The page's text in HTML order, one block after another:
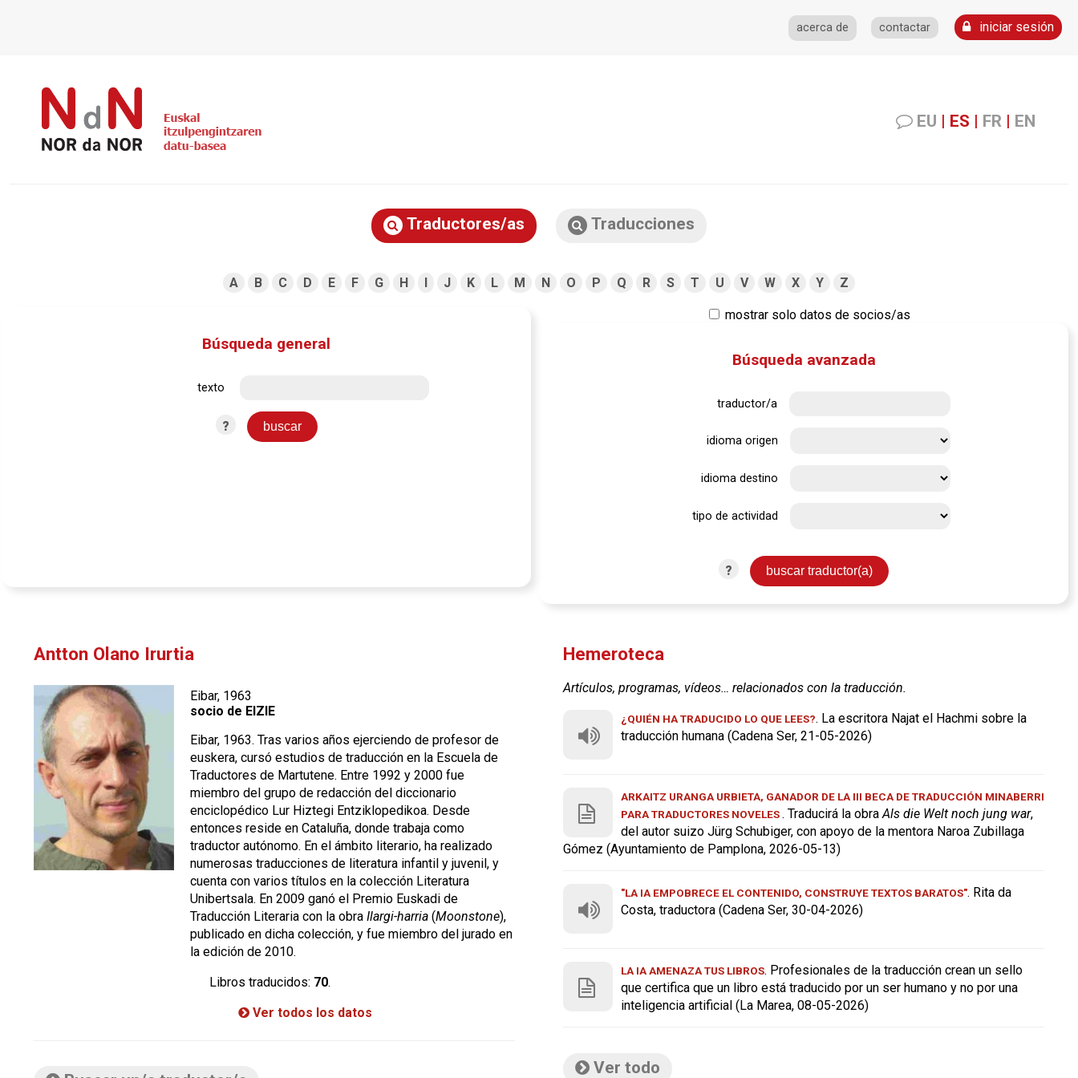
acerca de contactar iniciar sesión
EU | ES | FR | EN
Traductores/as Traducciones
A B C D E F G H I J K L M N O P Q R S T U V W X Y Z
mostrar solo datos de socios/as
Búsqueda general
texto
?
Búsqueda avanzada
traductor/a
idioma origen
idioma destino
tipo de actividad
?
Antton Olano Irurtia
Eibar, 1963
socio de EIZIE
Eibar, 1963. Tras varios años ejerciendo de profesor de
euskera, cursó estudios de traducción en la Escuela de
Traductores de Martutene. Entre 1992 y 2000 fue
miembro del grupo de redacción del diccionario
enciclopédico Lur Hiztegi Entziklopedikoa. Desde
entonces reside en Cataluña, donde trabaja como
traductor autónomo. En el ámbito literario, ha realizado
numerosas traducciones de literatura infantil y juvenil, y
cuenta con varios títulos en la colección Literatura
Unibertsala. En 2009 ganó el Premio Euskadi de
Traducción Literaria con la obra Ilargi-harria (Moonstone),
publicado en dicha colección, y fue miembro del jurado en
la edición de 2010.
Libros traducidos: 70.
Ver todos los datos
Hemeroteca
Artículos, programas, vídeos… relacionados con la traducción.
¿QUIÉN HA TRADUCIDO LO QUE LEES?. La escritora Najat el Hachmi sobre la
traducción humana (Cadena Ser, 21-05-2026)
ARKAITZ URANGA URBIETA, GANADOR DE LA III BECA DE TRADUCCIÓN MINABERRI
PARA TRADUCTORES NOVELES . Traducirá la obra Als die Welt noch jung war,
del autor suizo Jürg Schubiger, con apoyo de la mentora Naroa Zubillaga
Gómez (Ayuntamiento de Pamplona, 2026-05-13)
"LA IA EMPOBRECE EL CONTENIDO, CONSTRUYE TEXTOS BARATOS". Rita da
Costa, traductora (Cadena Ser, 30-04-2026)
LA IA AMENAZA TUS LIBROS. Profesionales de la traducción crean un sello
que certifica que un libro está traducido por un ser humano y no por una
inteligencia artificial (La Marea, 08-05-2026)
Ver todo